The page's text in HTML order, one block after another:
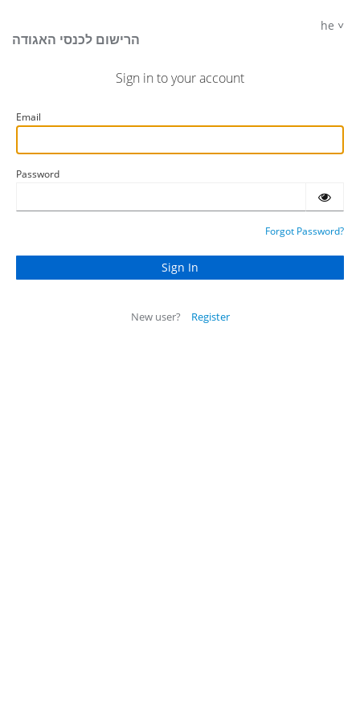
הרישום לכנסי האגודה
he
Sign in to your account
Email
Password
Forgot Password?
New user? Register